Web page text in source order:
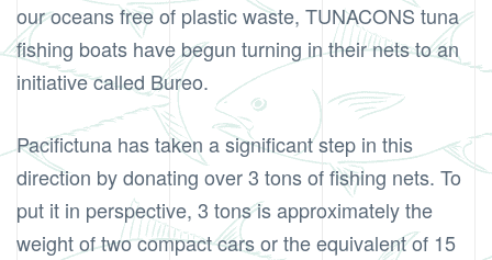
our oceans free of plastic waste, TUNACONS tuna
fishing boats have begun turning in their nets to an
initiative called Bureo.
Pacifictuna has taken a significant step in this
direction by donating over 3 tons of fishing nets. To
put it in perspective, 3 tons is approximately the
weight of two compact cars or the equivalent of 15